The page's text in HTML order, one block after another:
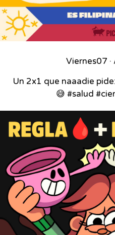
Viernes07 ·
Un 2x1 que naaadie
😅 #salud